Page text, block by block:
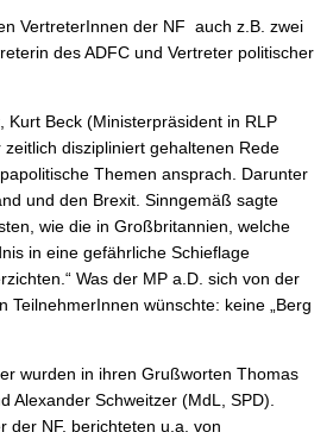
VertreterInnen der NF auch z.B. zwei
des ADFC und Vertreter politischer
Kurt Beck (Ministerpräsident in RLP
diszipliniert gehaltenen Rede
Themen ansprach. Darunter
und den Brexit. Sinngemäß sagte
wie die in Großbritannien, welche
in eine gefährliche Schieflage
Was der MP a.D. sich von der
TeilnehmerInnen wünschte: keine „Berg
wurden in ihren Grußworten Thomas
Alexander Schweitzer (MdL, SPD).
der NF, berichteten u.a. von